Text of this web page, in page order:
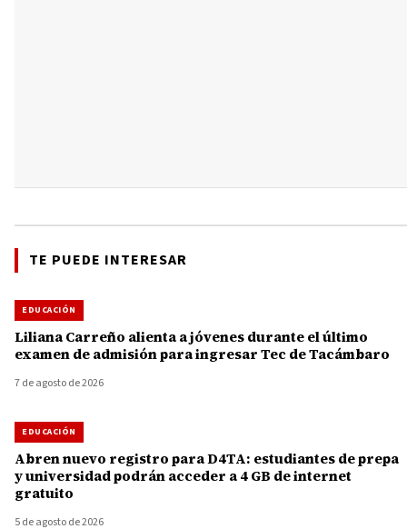
TE PUEDE INTERESAR
EDUCACIÓN
Liliana Carreño alienta a jóvenes durante el último
examen de admisión para ingresar Tec de Tacámbaro
7 de agosto de 2026
EDUCACIÓN
Abren nuevo registro para D4TA: estudiantes de prepa
y universidad podrán acceder a 4 GB de internet
gratuito
5 de agosto de 2026